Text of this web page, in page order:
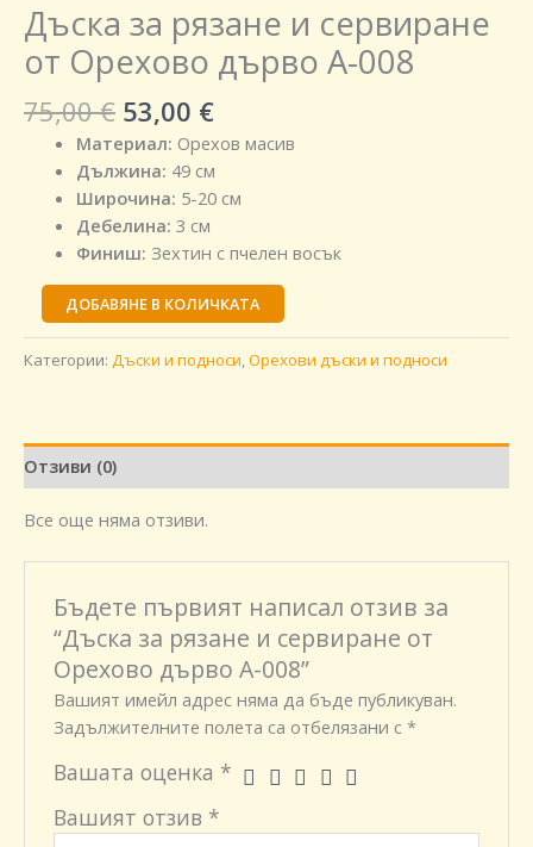
Дъска за рязане и сервиране
от Орехово дърво A-008
75,00€ 53,00 €
Материал: Орехов масив
Дължина: 49 см
Широчина: 5-20 см
Дебелина: 3 см
Финиш: Зехтин с пчелен восък
ДОБАВЯНЕ В КОЛИЧКАТА
Категории: Дъски и подноси,Орехови дъски и подноси
Отзиви (0)
Все още няма отзиви.
Бъдете първият написал отзив за
“Дъска за рязане и сервиране от
Орехово дърво A-008”
Вашият имейл адрес няма да бъде публикуван.
Задължителните полета са отбелязани с*
Вашата оценка *
Вашият отзив *